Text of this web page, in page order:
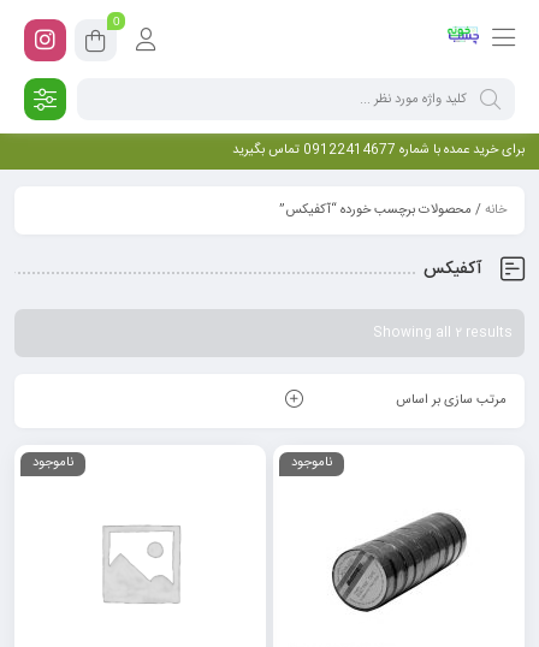
0
برای خرید عمده با شماره 09122414677 تماس بگیرید
خانه/ محصولات برچسب خورده “آکفیکس”
آکفیکس
Showing all 2 results
مرتب سازی بر اساس
ناموجود ناموجود